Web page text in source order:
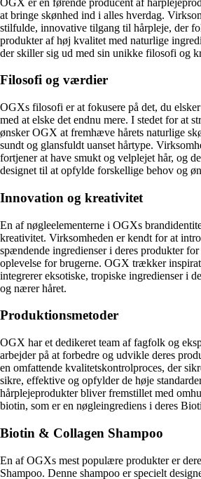
at bringe skønhed ind i alles hverdag.
stilfulde, innovative tilgang til hårpleje, der
produkter af høj kvalitet med naturlige
der skiller sig ud med sin unikke filosofi og
Filosofi og værdier
OGXs filosofi er at fokusere på det, du
med at elske det endnu mere. I stedet for at
ønsker OGX at fremhæve hårets naturlige
sundt og glansfuldt uanset hårtype.
fortjener at have smukt og velplejet hår, og
designet til at opfylde forskellige behov og
Innovation og kreativitet
En af nøgleelementerne i OGXs
kreativitet. Virksomheden er kendt for at
spændende ingredienser i deres produkter
oplevelse for brugerne. OGX trækker
integrerer eksotiske, tropiske ingredienser i
og nærer håret.
Produktionsmetoder
OGX har et dedikeret team af fagfolk og
arbejder på at forbedre og udvikle deres
en omfattende kvalitetskontrolproces, der
sikre, effektive og opfylder de høje
hårplejeprodukter bliver fremstillet med
biotin, som er en nøgleingrediens i deres
Biotin & Collagen Shampoo
En af OGXs mest populære produkter er
Shampoo. Denne shampoo er specielt